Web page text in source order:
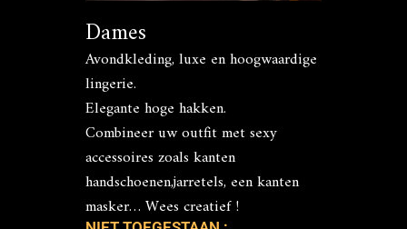
Dames
Avondkleding, luxe en hoogwaardige
lingerie.
Elegante hoge hakken.
Combineer uw outfit met sexy
accessoires zoals kanten
handschoenen,jarretels, een kanten
masker… Wees creatief !